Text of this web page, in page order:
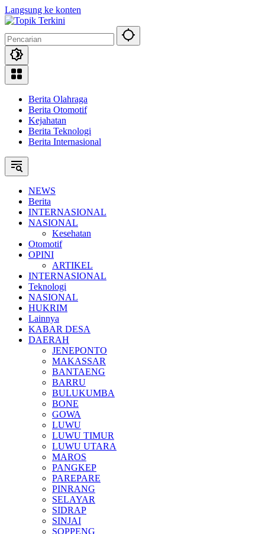
Langsung ke konten
Berita Olahraga
Berita Otomotif
Kejahatan
Berita Teknologi
Berita Internasional
NEWS
Berita
INTERNASIONAL
NASIONAL
Kesehatan
Otomotif
OPINI
ARTIKEL
INTERNASIONAL
Teknologi
NASIONAL
HUKRIM
Lainnya
KABAR DESA
DAERAH
JENEPONTO
MAKASSAR
BANTAENG
BARRU
BULUKUMBA
BONE
GOWA
LUWU
LUWU TIMUR
LUWU UTARA
MAROS
PANGKEP
PAREPARE
PINRANG
SELAYAR
SIDRAP
SINJAI
SOPPENG